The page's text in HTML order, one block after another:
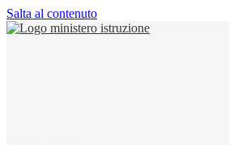
Salta al contenuto